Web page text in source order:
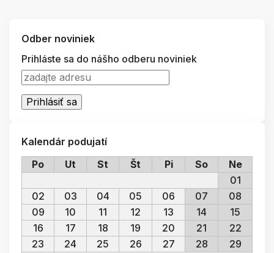
Odber noviniek
Prihláste sa do nášho odberu noviniek
Kalendár podujatí
Po
Ut St Št Pi So Ne
01
02
03 04 05 06 07
08
09
10 11 12 13 14
15
16
17 18 19 20 21
22
23
24 25 26 27 28
29